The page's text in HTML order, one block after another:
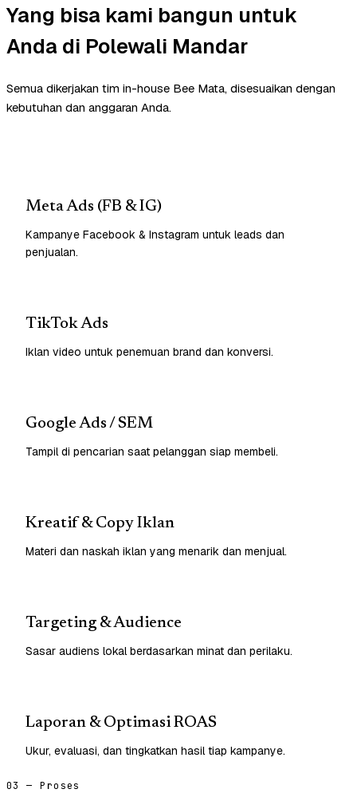
Yang bisa kami bangun untuk
Anda di Polewali Mandar
Semua dikerjakan tim in-house Bee Mata, disesuaikan dengan
kebutuhan dan anggaran Anda.
Meta Ads (FB & IG)
Kampanye Facebook & Instagram untuk leads dan
penjualan.
TikTok Ads
Iklan video untuk penemuan brand dan konversi.
Google Ads / SEM
Tampil di pencarian saat pelanggan siap membeli.
Kreatif & Copy Iklan
Materi dan naskah iklan yang menarik dan menjual.
Targeting & Audience
Sasar audiens lokal berdasarkan minat dan perilaku.
Laporan & Optimasi ROAS
Ukur, evaluasi, dan tingkatkan hasil tiap kampanye.
03 — Proses